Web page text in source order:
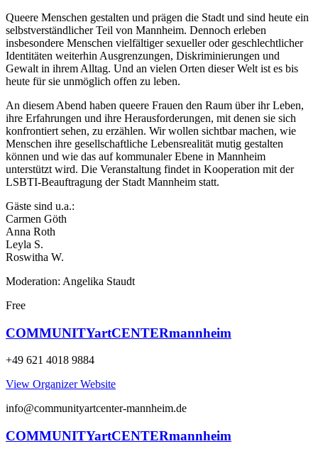
Queere Menschen gestalten und prägen die Stadt und sind heute ein
selbstverständlicher Teil von Mannheim. Dennoch erleben
insbesondere Menschen vielfältiger sexueller oder geschlechtlicher
Identitäten weiterhin Ausgrenzungen, Diskriminierungen und
Gewalt in ihrem Alltag. Und an vielen Orten dieser Welt ist es bis
heute für sie unmöglich offen zu leben.
An diesem Abend haben queere Frauen den Raum über ihr Leben,
ihre Erfahrungen und ihre Herausforderungen, mit denen sie sich
konfrontiert sehen, zu erzählen. Wir wollen sichtbar machen, wie
Menschen ihre gesellschaftliche Lebensrealität mutig gestalten
können und wie das auf kommunaler Ebene in Mannheim
unterstützt wird. Die Veranstaltung findet in Kooperation mit der
LSBTI-Beauftragung der Stadt Mannheim statt.
Gäste sind u.a.:
Carmen Göth
Anna Roth
Leyla S.
Roswitha W.
Moderation: Angelika Staudt
Free
COMMUNITYartCENTERmannheim
+49 621 4018 9884
View Organizer Website
info@communityartcenter-mannheim.de
COMMUNITYartCENTERmannheim